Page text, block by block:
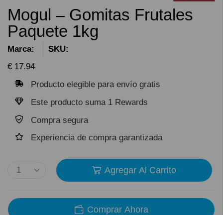
Mogul – Gomitas Frutales
Paquete 1kg
Marca:
SKU:
€ 17.94
Producto elegible para envío gratis
Este producto suma 1 Rewards
Compra segura
Experiencia de compra garantizada
Agregar Al Carrito
Comprar Ahora